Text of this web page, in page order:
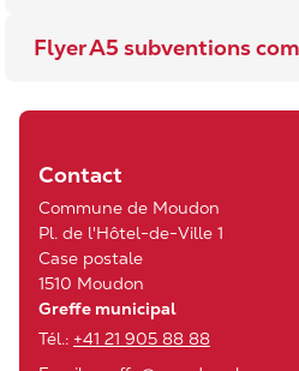
Flyer A5 subventions
Contact
Commune de Moudon
Pl. de l'Hôtel-de-Ville 1
Case postale
1510 Moudon
Greffe municipal
Tél.: +41 21 905 88 88